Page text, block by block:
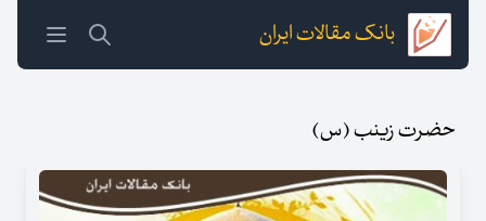
بانک مقالات ایران
حضرت زینب (س)